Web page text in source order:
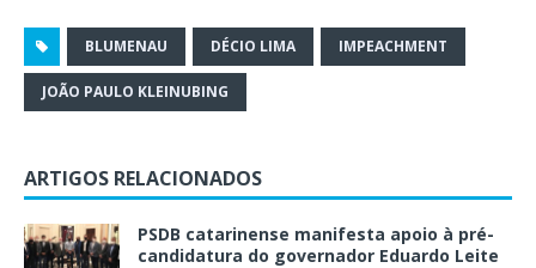
BLUMENAU DÉCIO LIMA IMPEACHMENT
JOÃO PAULO KLEINUBING
ARTIGOS RELACIONADOS
PSDB catarinense manifesta apoio à pré-
candidatura do governador Eduardo Leite